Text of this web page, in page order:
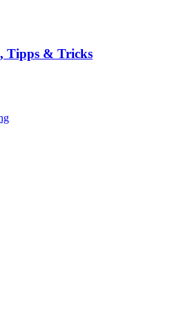
Tipps & Tricks